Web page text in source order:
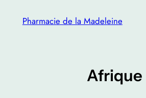
Pharmacie de la Madeleine
Afrique